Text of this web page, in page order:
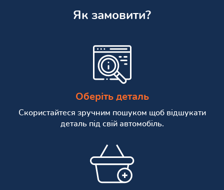
Як замовити?
Оберіть деталь
Скористайтеся зручним пошуком щоб відшукати
деталь під свій автомобіль.